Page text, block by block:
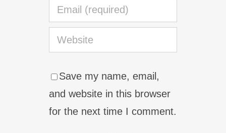
Save my name, email,
and website in this browser
for the next time I comment.